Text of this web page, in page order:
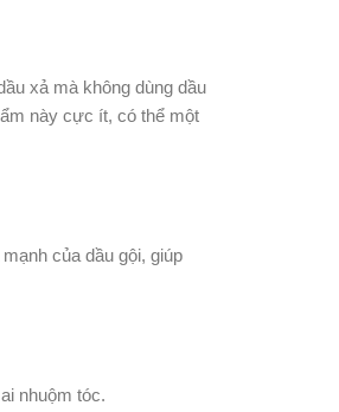
xả mà không dùng dầu
này cực ít, có thể một
của dầu gội, giúp
nhuộm tóc.